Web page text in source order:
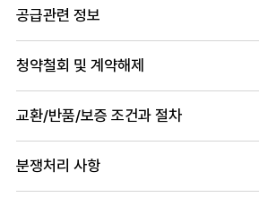
공급관련 정보
청약철회 및 계약해제
교환/반품/보증 조건과 절차
분쟁처리 사항